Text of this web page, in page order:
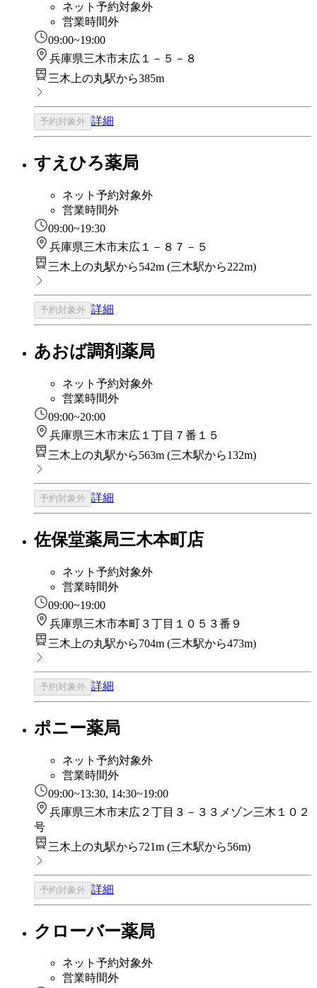
ネット予約対象外
営業時間外
09:00~19:00
兵庫県三木市末広１－５－８
三木上の丸駅から385m
予約対象外 詳細
すえひろ薬局
ネット予約対象外
営業時間外
09:00~19:30
兵庫県三木市末広１－８７－５
三木上の丸駅から542m (三木駅から222m)
予約対象外 詳細
あおば調剤薬局
ネット予約対象外
営業時間外
09:00~20:00
兵庫県三木市末広１丁目７番１５
三木上の丸駅から563m (三木駅から132m)
予約対象外 詳細
佐保堂薬局三木本町店
ネット予約対象外
営業時間外
09:00~19:00
兵庫県三木市本町３丁目１０５３番９
三木上の丸駅から704m (三木駅から473m)
予約対象外 詳細
ポニー薬局
ネット予約対象外
営業時間外
09:00~13:30, 14:30~19:00
兵庫県三木市末広２丁目３－３３メゾン三木１０２
号
三木上の丸駅から721m (三木駅から56m)
予約対象外 詳細
クローバー薬局
ネット予約対象外
営業時間外